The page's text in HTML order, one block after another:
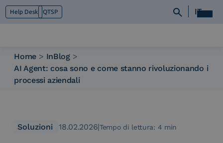
Help Desk QTSP IT
Chi siamo
Cosa facciamo
News e Media
Home > InBlog >
AI Agent: cosa sono e come stanno rivoluzionando i
processi aziendali
Soluzioni 18.02.2026|Tempo di lettura: 4 min